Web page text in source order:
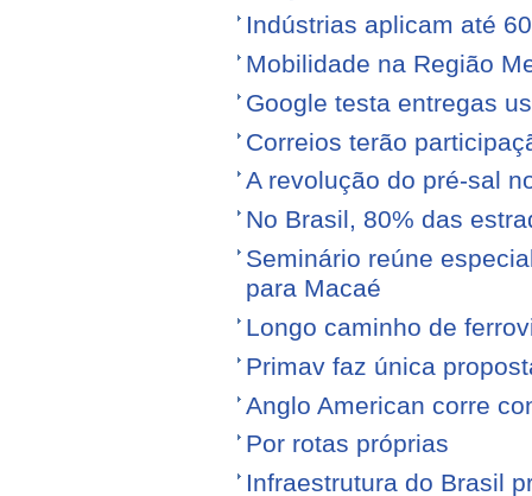
Indústrias aplicam até
Mobilidade na Região
Google testa entregas
Correios terão
A revolução do pré-sal
No Brasil, 80% das
Seminário reúne
para Macaé
Longo caminho de
Primav faz única
Anglo American corre
Por rotas próprias
Infraestrutura do Brasil